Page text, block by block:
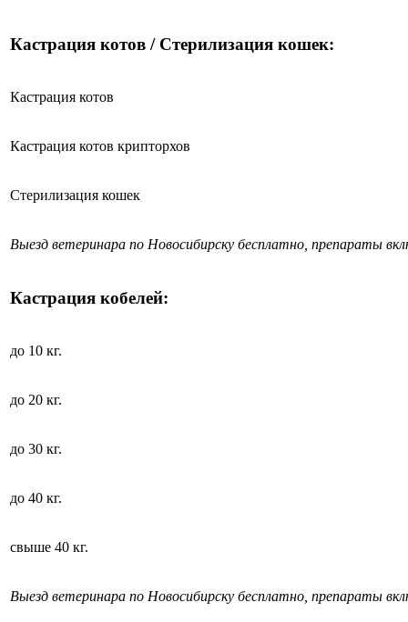
Кастрация котов / Стерилизация кошек:
Кастрация котов
Кастрация котов крипторхов
Стерилизация кошек
Выезд ветеринара по Новосибирску бесплатно, препараты
Кастрация кобелей:
до 10 кг.
до 20 кг.
до 30 кг.
до 40 кг.
свыше 40 кг.
Выезд ветеринара по Новосибирску бесплатно, препараты